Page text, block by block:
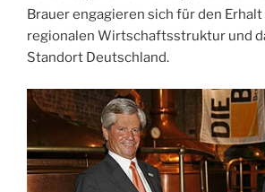
Brauer engagieren sich für den
regionalen Wirtschaftsstruktur und
Standort Deutschland.